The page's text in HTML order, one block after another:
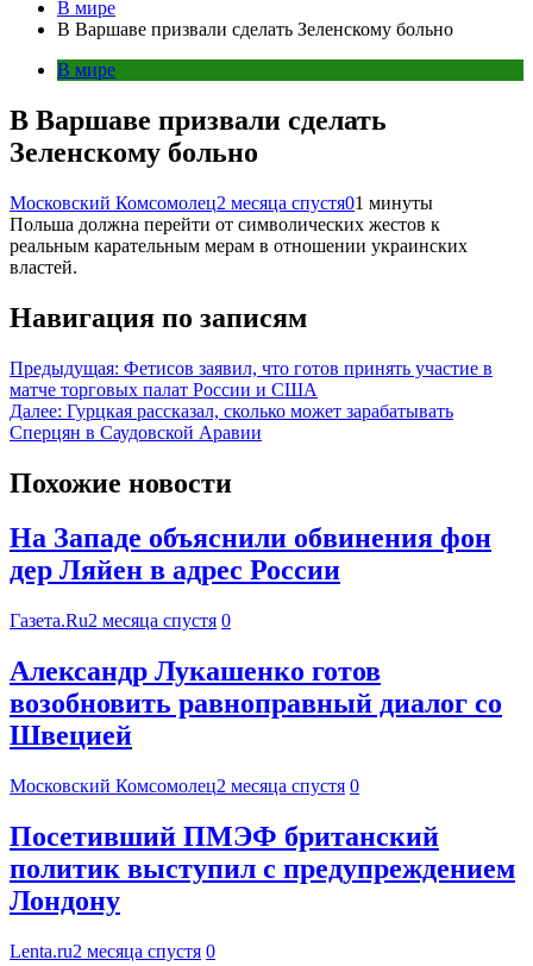
В мире
В Варшаве призвали сделать Зеленскому больно
В мире
В Варшаве призвали сделать
Зеленскому больно
Московский Комсомолец2 месяца спустя01 минуты
Польша должна перейти от символических жестов к
реальным карательным мерам в отношении украинских
властей.
Навигация по записям
Предыдущая: Фетисов заявил, что готов принять участие в
матче торговых палат России и США
Далее: Гурцкая рассказал, сколько может зарабатывать
Сперцян в Саудовской Аравии
Похожие новости
На Западе объяснили обвинения фон
дер Ляйен в адрес России
Газета.Ru2 месяца спустя 0
Александр Лукашенко готов
возобновить равноправный диалог со
Швецией
Московский Комсомолец2 месяца спустя 0
Посетивший ПМЭФ британский
политик выступил с предупреждением
Лондону
Lenta.ru2 месяца спустя 0